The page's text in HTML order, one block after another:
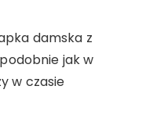
damska z
jak w
w czasie